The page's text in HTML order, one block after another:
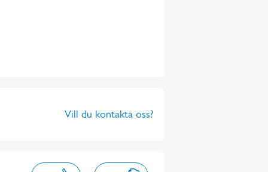
Vill du kontakta oss?